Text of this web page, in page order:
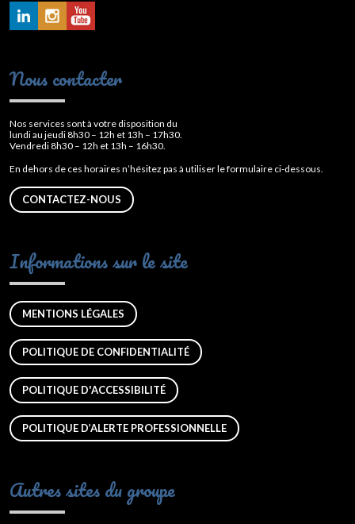
Nous contacter
Nos services sont à votre disposition du
lundi au jeudi 8h30 – 12h et 13h – 17h30.
Vendredi 8h30 – 12h et 13h – 16h30.
En dehors de ces horaires n’hésitez pas à utiliser le formulaire ci-dessous.
CONTACTEZ-NOUS
Informations sur le site
MENTIONS LÉGALES
POLITIQUE DE CONFIDENTIALITÉ
POLITIQUE D'ACCESSIBILITÉ
POLITIQUE D’ALERTE PROFESSIONNELLE
Autres sites du groupe